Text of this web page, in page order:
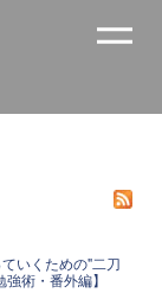
いくための"二刀
術・番外編】